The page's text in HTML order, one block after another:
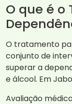
O que é
O tratamento
conjunto de
superar a
e álcool. Em
Avaliação